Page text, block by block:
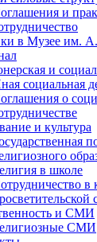
и
в Музее им.
и
социальная
о
и культура
в школе
в
и СМИ
СМИ